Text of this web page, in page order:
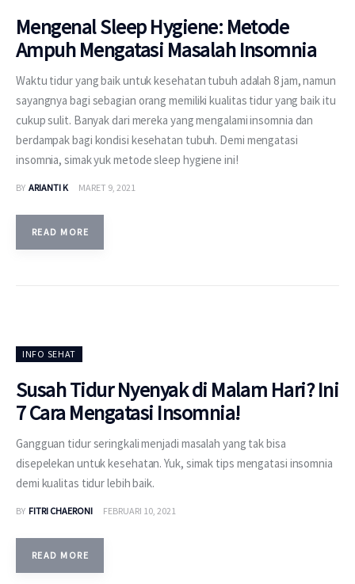
Mengenal Sleep Hygiene: Metode
Ampuh Mengatasi Masalah Insomnia
Waktu tidur yang baik untuk kesehatan tubuh adalah 8 jam, namun
sayangnya bagi sebagian orang memiliki kualitas tidur yang baik itu
cukup sulit. Banyak dari mereka yang mengalami insomnia dan
berdampak bagi kondisi kesehatan tubuh. Demi mengatasi
insomnia, simak yuk metode sleep hygiene ini!
BY ARIANTI K MARET 9, 2021
READ MORE
INFO SEHAT
Susah Tidur Nyenyak di Malam Hari? Ini
7 Cara Mengatasi Insomnia!
Gangguan tidur seringkali menjadi masalah yang tak bisa
disepelekan untuk kesehatan. Yuk, simak tips mengatasi insomnia
demi kualitas tidur lebih baik.
BY FITRI CHAERONI FEBRUARI 10, 2021
READ MORE